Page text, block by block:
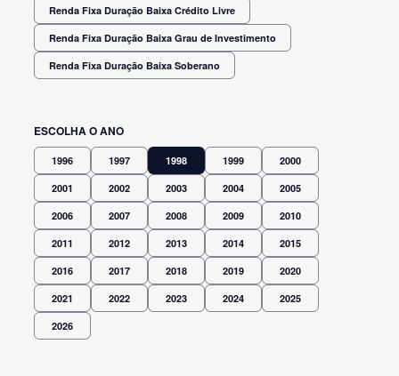
Renda Fixa Duração Baixa Crédito Livre
Renda Fixa Duração Baixa Grau de Investimento
Renda Fixa Duração Baixa Soberano
ESCOLHA O ANO
1996 1997 1998 1999 2000
2001 2002 2003 2004 2005
2006 2007 2008 2009 2010
2011 2012 2013 2014 2015
2016 2017 2018 2019 2020
2021 2022 2023 2024 2025
2026